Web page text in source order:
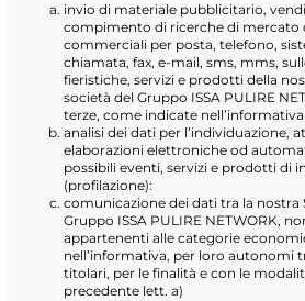
invio di materiale pubblicitario,
compimento di ricerche di mercato
commerciali per posta, telefono,
chiamata, fax, e-mail, sms, mms,
fieristiche, servizi e prodotti della
società del Gruppo ISSA PULIRE
terze, come indicate nell’informativa
analisi dei dati per l’individuazione,
elaborazioni elettroniche od
possibili eventi, servizi e prodotti di
(profilazione):
comunicazione dei dati tra la nostra
Gruppo ISSA PULIRE NETWORK,
appartenenti alle categorie
nell’informativa, per loro autonomi
titolari, per le finalità e con le
precedente lett. a)